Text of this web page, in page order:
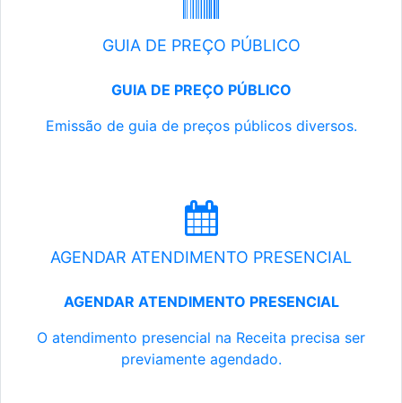
GUIA DE PREÇO PÚBLICO
GUIA DE PREÇO PÚBLICO
Emissão de guia de preços públicos diversos.
AGENDAR ATENDIMENTO PRESENCIAL
AGENDAR ATENDIMENTO PRESENCIAL
O atendimento presencial na Receita precisa ser
previamente agendado.